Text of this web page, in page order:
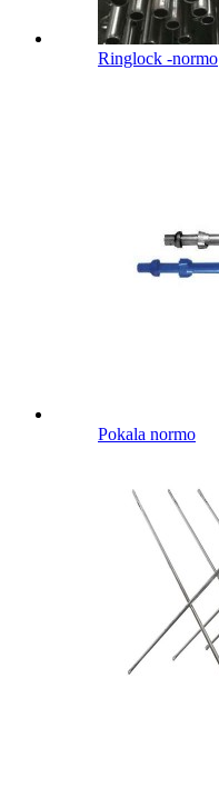
Ringlock -normo
Pokala normo